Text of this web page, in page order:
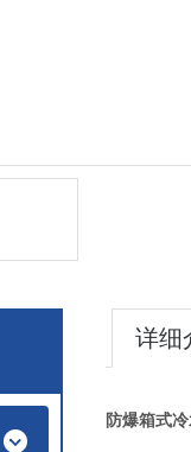
详细
防爆箱式